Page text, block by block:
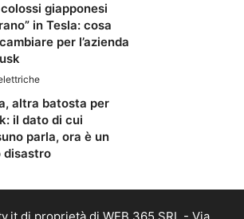
giapponesi
in Tesla: cosa
per l’azienda
altra batosta per
il dato di cui
parla, ora è un
disastro